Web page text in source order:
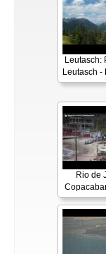
Leutasch:
Leutasch -
Rio de